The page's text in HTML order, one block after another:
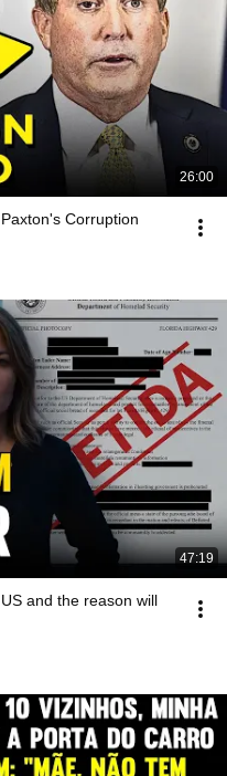
26:00
Corruption
47:19
and the reason will